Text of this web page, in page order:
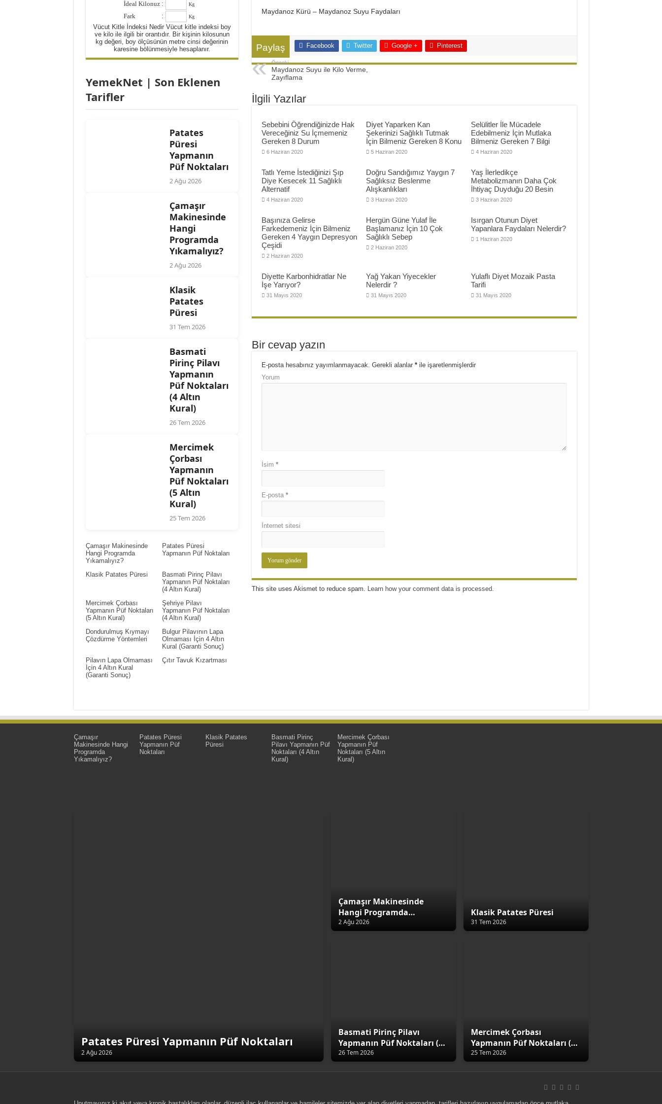
Yulaflı Diyet Mozaik Pasta Tarifi
Dukan patlıcan kebabı
Maydanoz Kürü – Maydanoz Suyu Faydaları
Paylaş Facebook Twitter Google + Pinterest
Önceki
Maydanoz Suyu ile Kilo Verme,
Zayıflama
İlgili Yazılar
Sebebini Öğrendiğinizde Hak
Vereceğiniz Su İçmemeniz
Gereken 8 Durum
6 Haziran 2020
Diyet Yaparken Kan
Şekerinizi Sağlıklı Tutmak
İçin Bilmeniz Gereken 8 Konu
5 Haziran 2020
Selülitler İle Mücadele
Edebilmeniz İçin Mutlaka
Bilmeniz Gereken 7 Bilgi
4 Haziran 2020
Tatlı Yeme İstediğinizi Şıp
Diye Kesecek 11 Sağlıklı
Alternatif
4 Haziran 2020
Doğru Sandığımız Yaygın 7
Sağlıksız Beslenme
Alışkanlıkları
3 Haziran 2020
Yaş İlerledikçe
Metabolizmanın Daha Çok
İhtiyaç Duyduğu 20 Besin
3 Haziran 2020
Başınıza Gelirse
Farkedemeniz İçin Bilmeniz
Gereken 4 Yaygın Depresyon
Çeşidi
2 Haziran 2020
Hergün Güne Yulaf İle
Başlamanız İçin 10 Çok
Sağlıklı Sebep
2 Haziran 2020
Isırgan Otunun Diyet
Yapanlara Faydaları Nelerdir?
1 Haziran 2020
Diyette Karbonhidratlar Ne
İşe Yarıyor?
31 Mayıs 2020
Yağ Yakan Yiyecekler
Nelerdir ?
31 Mayıs 2020
Yulaflı Diyet Mozaik Pasta
Tarifi
31 Mayıs 2020
Bir cevap yazın
E-posta hesabınız yayımlanmayacak. Gerekli alanlar *ile işaretlenmişlerdir
Yorum
İsim *
E-posta *
İnternet sitesi
This site uses Akismet to reduce spam. Learn how your comment data is processed.
İdeal Kilonuz : Kg
Fark : Kg
Vücut Kitle İndeksi Nedir Vücut kitle indeksi boy
ve kilo ile ilgili bir orantıdır. Bir kişinin kilosunun
kg değeri, boy ölçüsünün metre cinsi değerinin
karesine bölünmesiyle hesaplanır.
YemekNet | Son Eklenen
Tarifler
Patates
Püresi
Yapmanın
Püf Noktaları
2 Ağu 2026
Çamaşır
Makinesinde
Hangi
Programda
Yıkamalıyız?
2 Ağu 2026
Klasik
Patates
Püresi
31 Tem 2026
Basmati
Pirinç Pilavı
Yapmanın
Püf Noktaları
(4 Altın
Kural)
26 Tem 2026
Mercimek
Çorbası
Yapmanın
Püf Noktaları
(5 Altın
Kural)
25 Tem 2026
Çamaşır Makinesinde
Hangi Programda
Yıkamalıyız?
Patates Püresi
Yapmanın Püf Noktaları
Klasik Patates Püresi
Basmati Pirinç Pilavı
Yapmanın Püf Noktaları
(4 Altın Kural)
Mercimek Çorbası
Yapmanın Püf Noktaları
(5 Altın Kural)
Şehriye Pilavı
Yapmanın Püf Noktaları
(4 Altın Kural)
Dondurulmuş Kıymayı
Çözdürme Yöntemleri
Bulgur Pilavının Lapa
Olmaması İçin 4 Altın
Kural (Garanti Sonuç)
Pilavın Lapa Olmaması
İçin 4 Altın Kural
(Garanti Sonuç)
Çıtır Tavuk Kızartması
Çamaşır
Makinesinde Hangi
Programda
Yıkamalıyız?
Patates Püresi
Yapmanın Püf
Noktaları
Klasik Patates
Püresi
Basmati Pirinç
Pilavı Yapmanın Püf
Noktaları (4 Altın
Kural)
Mercimek Çorbası
Yapmanın Püf
Noktaları (5 Altın
Kural)
Patates Püresi Yapmanın Püf Noktaları
2 Ağu 2026
Çamaşır Makinesinde
Hangi Programda
Yıkamalıyız?
2 Ağu 2026
Klasik Patates Püresi
31 Tem 2026
Basmati Pirinç Pilavı
Yapmanın Püf Noktaları (4
Altın Kural)
26 Tem 2026
Mercimek Çorbası
Yapmanın Püf Noktaları (5
Altın Kural)
25 Tem 2026